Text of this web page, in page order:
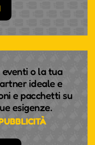
o la tua
ideale e
e pacchetti su
esigenze.